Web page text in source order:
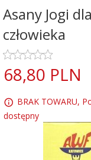
Asany Jogi
człowieka
68,80 PLN
BRAK TOWARU,
dostępny